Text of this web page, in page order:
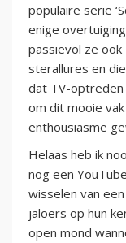
populaire serie
enige
passievol ze ook
sterallures en
dat TV-optreden
om dit mooie
enthousiasme
Helaas heb ik
nog een
wisselen van
jaloers op hun
open mond